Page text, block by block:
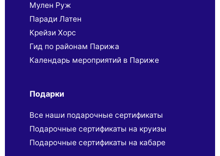
Мулен Руж
Паради Латен
Крейзи Хорс
Гид по районам Парижа
Календарь мероприятий в Париже
Подарки
Все наши подарочные сертификаты
Подарочные сертификаты на круизы
Подарочные сертификаты на кабаре